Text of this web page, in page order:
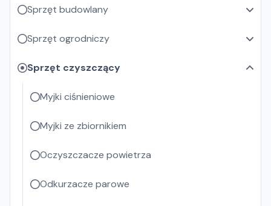
Sprzęt budowlany
Sprzęt ogrodniczy
Sprzęt czyszczący
Myjki ciśnieniowe
Myjki ze zbiornikiem
Oczyszczacze powietrza
Odkurzacze parowe